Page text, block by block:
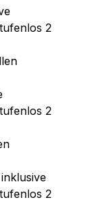
2
2
2